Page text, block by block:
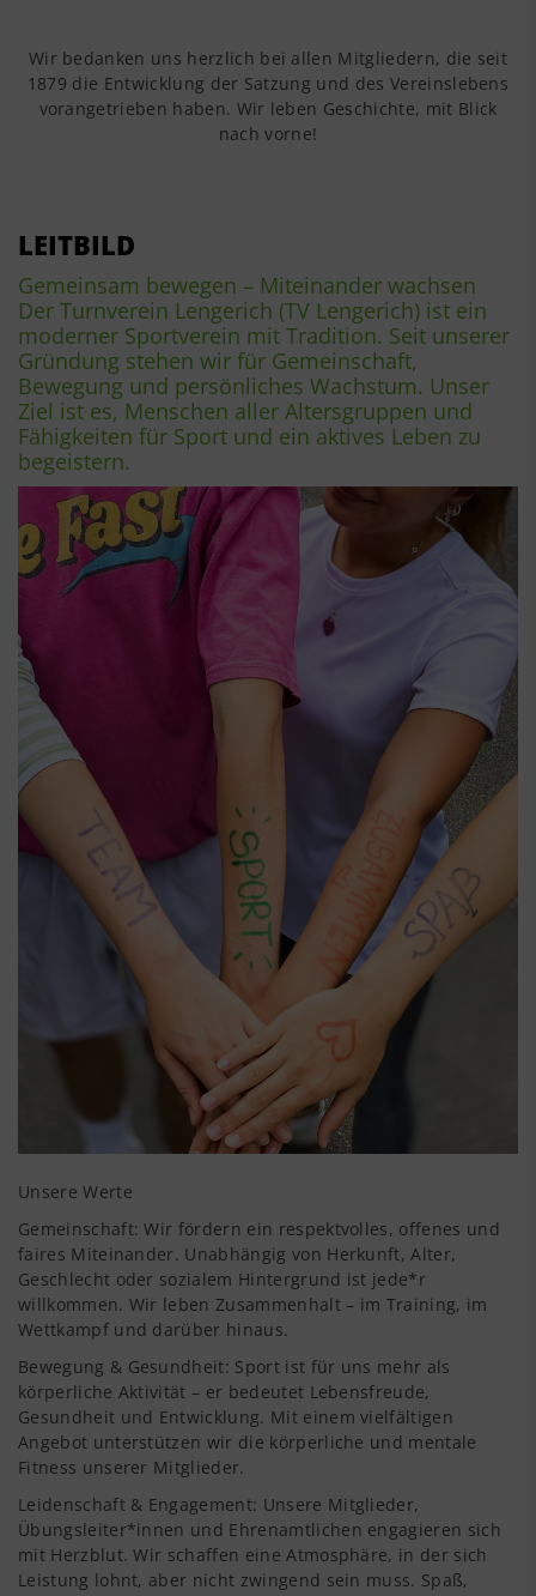
Wir bedanken uns herzlich bei allen Mitgliedern, die seit
1879 die Entwicklung der Satzung und des Vereinslebens
vorangetrieben haben. Wir leben Geschichte, mit Blick
nach vorne!
LEITBILD
Gemeinsam bewegen – Miteinander wachsen
Der Turnverein Lengerich (TV Lengerich) ist ein
moderner Sportverein mit Tradition. Seit unserer
Gründung stehen wir für Gemeinschaft,
Bewegung und persönliches Wachstum. Unser
Ziel ist es, Menschen aller Altersgruppen und
Fähigkeiten für Sport und ein aktives Leben zu
begeistern.
Unsere Werte
Gemeinschaft: Wir fördern ein respektvolles, offenes und
faires Miteinander. Unabhängig von Herkunft, Alter,
Geschlecht oder sozialem Hintergrund ist jede*r
willkommen. Wir leben Zusammenhalt – im Training, im
Wettkampf und darüber hinaus.
Bewegung & Gesundheit: Sport ist für uns mehr als
körperliche Aktivität – er bedeutet Lebensfreude,
Gesundheit und Entwicklung. Mit einem vielfältigen
Angebot unterstützen wir die körperliche und mentale
Fitness unserer Mitglieder.
Leidenschaft & Engagement: Unsere Mitglieder,
Übungsleiter*innen und Ehrenamtlichen engagieren sich
mit Herzblut. Wir schaffen eine Atmosphäre, in der sich
Leistung lohnt, aber nicht zwingend sein muss. Spaß,